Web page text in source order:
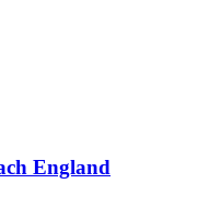
England